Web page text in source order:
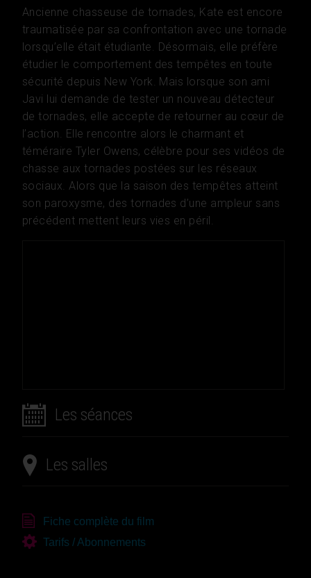
Ancienne chasseuse de tornades, Kate est encore
traumatisée par sa confrontation avec une tornade
lorsqu’elle était étudiante. Désormais, elle préfère
étudier le comportement des tempêtes en toute
sécurité depuis New York. Mais lorsque son ami
Javi lui demande de tester un nouveau détecteur
de tornades, elle accepte de retourner au cœur de
l’action. Elle rencontre alors le charmant et
téméraire Tyler Owens, célèbre pour ses vidéos de
chasse aux tornades postées sur les réseaux
sociaux. Alors que la saison des tempêtes atteint
son paroxysme, des tornades d’une ampleur sans
précédent mettent leurs vies en péril.
Les séances
Les salles
Fiche complète du film
Tarifs / Abonnements